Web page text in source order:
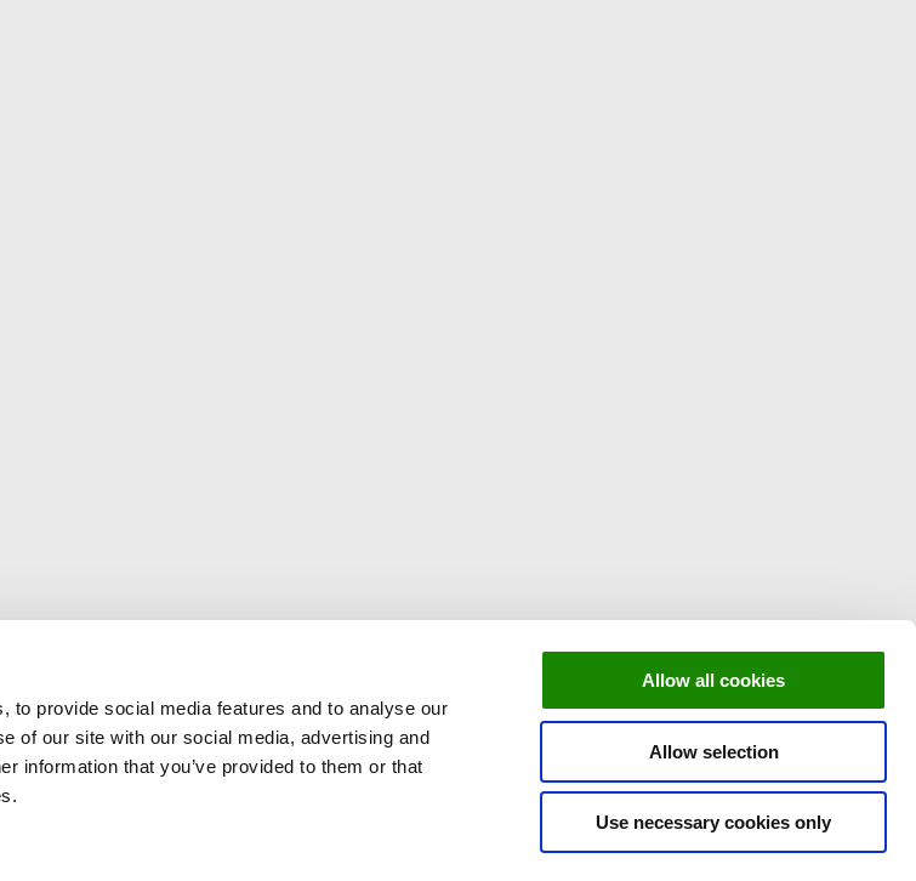
to provide social media features and to analyse our
of our site with our social media, advertising and
information that you’ve provided to them or that
Allow all cookies
Allow selection
Use necessary cookies only